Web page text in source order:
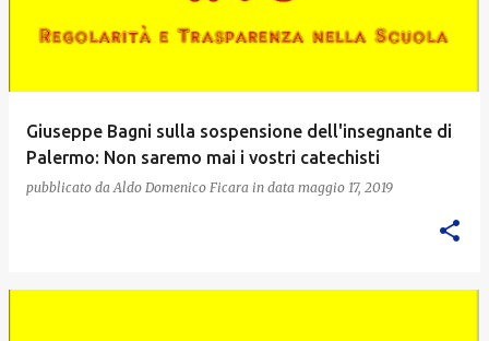
Giuseppe Bagni sulla sospensione dell'insegnante di
Palermo: Non saremo mai i vostri catechisti
pubblicato da Aldo Domenico Ficara in data maggio 17, 2019